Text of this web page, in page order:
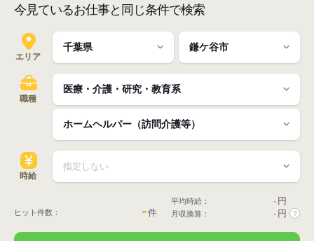
今見ているお仕事と同じ条件で検索
エリア
職種
時給
ヒット件数： -件
平均時給： - 円
月収換算： - 円 ?